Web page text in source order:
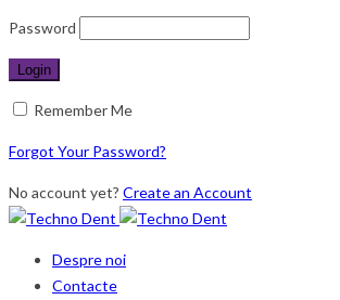
Password
Remember Me
Forgot Your Password?
No account yet? Create an Account
Despre noi
Contacte